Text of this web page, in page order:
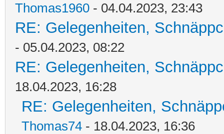
Thomas1960 - 04.04.2023, 23:43
RE: Gelegenheiten,
- 05.04.2023, 08:22
RE: Gelegenheiten,
18.04.2023, 16:28
RE: Gelegenheiten,
Thomas74 - 18.04.2023, 16:36